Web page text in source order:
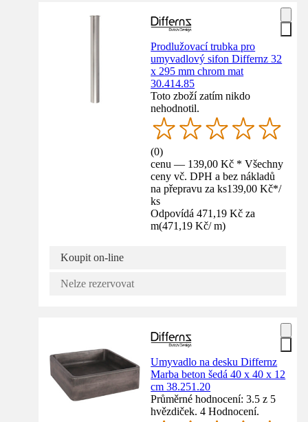
Prodlužovací trubka pro
umyvadlový sifon Differnz 32
x 295 mm chrom mat
30.414.85
Toto zboží zatím nikdo
nehodnotil.
(0)
cenu — 139,00 Kč * Všechny
ceny vč. DPH a bez nákladů
na přepravu za ks139,00 Kč*/
ks
Odpovídá 471,19 Kč za
m(471,19 Kč/ m)
Koupit on-line
Nelze rezervovat
Umyvadlo na desku Differnz
Marba beton šedá 40 x 40 x 12
cm 38.251.20
Průměrné hodnocení: 3.5 z 5
hvězdiček. 4 Hodnocení.